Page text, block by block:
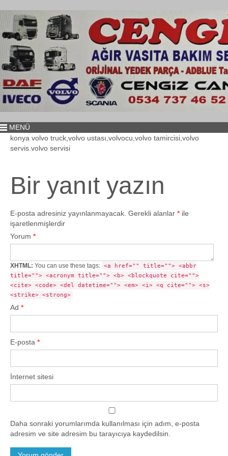
MENÜ
konya volvo truck,volvo ustası,volvocu,volvo tamircisi,volvo
servis.volvo servisi
Bir yanıt yazın
E-posta adresiniz yayınlanmayacak. Gerekli alanlar *ile
işaretlenmişlerdir
Yorum *
XHTML: You can use these tags: <a href="" title=""> <abbr
title=""> <acronym title=""> <b> <blockquote cite="">
<cite> <code> <del datetime=""> <em> <i> <q cite=""> <s>
<strike> <strong>
Ad *
E-posta *
İnternet sitesi
Daha sonraki yorumlarımda kullanılması için adım, e-posta
adresim ve site adresim bu tarayıcıya kaydedilsin.